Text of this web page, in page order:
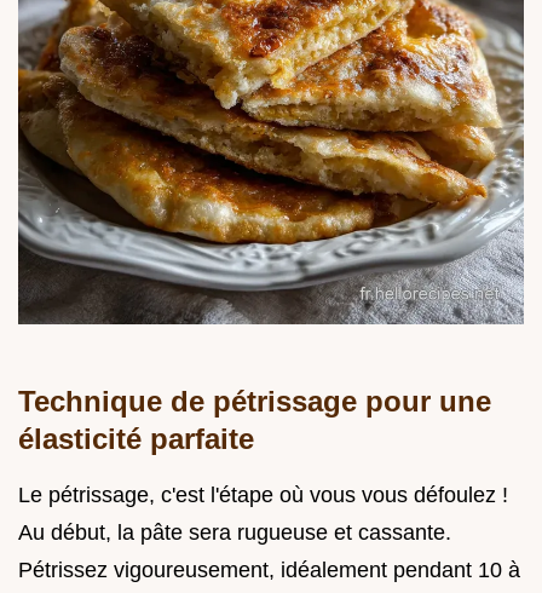
Technique de pétrissage pour une
élasticité parfaite
Le pétrissage, c'est l'étape où vous vous défoulez !
Au début, la pâte sera rugueuse et cassante.
Pétrissez vigoureusement, idéalement pendant 10 à